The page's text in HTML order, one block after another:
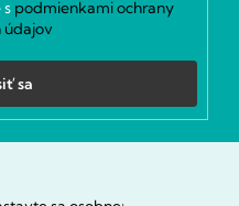
s podmienkami ochrany
údajov
sa